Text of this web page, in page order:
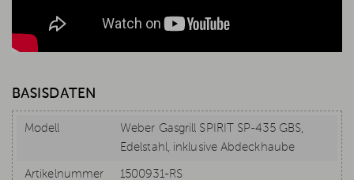
BASISDATEN
Modell
Weber Gasgrill SPIRIT SP-435 GBS,
Edelstahl, inklusive Abdeckhaube
Artikelnummer
1500931-RS